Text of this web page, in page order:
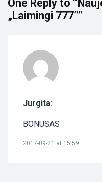
One Reply to
„Laimingi 777””
Jurgita:
BONUSAS
2017-09-21 at 15:59